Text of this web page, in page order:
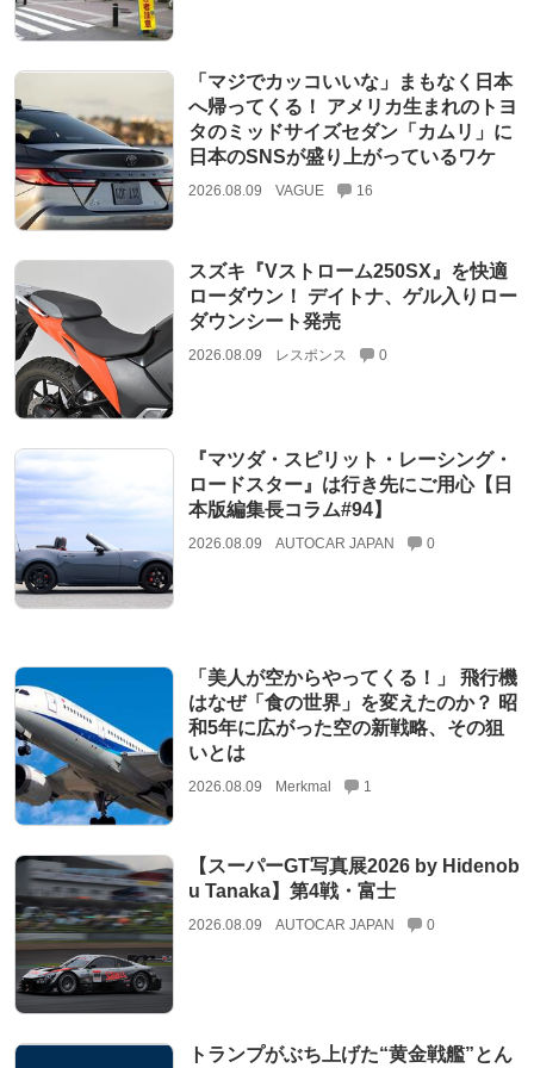
「マジでカッコいいな」まもなく日本
へ帰ってくる！ アメリカ生まれのトヨ
タのミッドサイズセダン「カムリ」に
日本のSNSが盛り上がっているワケ
2026.08.09 VAGUE 16
スズキ『Vストローム250SX』を快適
ローダウン！ デイトナ、ゲル入りロー
ダウンシート発売
2026.08.09 レスポンス 0
『マツダ・スピリット・レーシング・
ロードスター』は行き先にご用心【日
本版編集長コラム#94】
2026.08.09 AUTOCAR JAPAN 0
「美人が空からやってくる！」 飛行機
はなぜ「食の世界」を変えたのか？ 昭
和5年に広がった空の新戦略、その狙
いとは
2026.08.09 Merkmal 1
【スーパーGT写真展2026 by Hidenob
u Tanaka】第4戦・富士
2026.08.09 AUTOCAR JAPAN 0
トランプがぶち上げた“黄金戦艦”とん